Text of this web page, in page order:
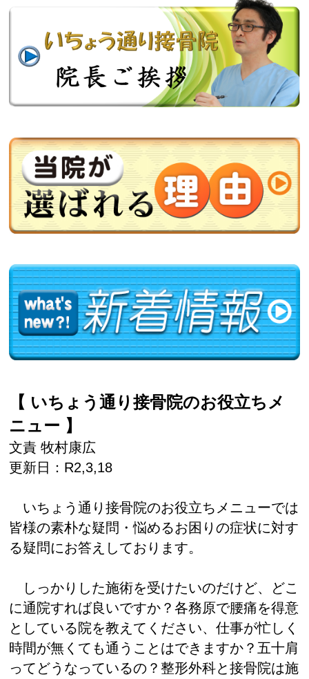
【 いちょう通り接骨院のお役立ちメ
ニュー 】
文責 牧村康広
更新日：R2,3,18
いちょう通り接骨院のお役立ちメニューでは
皆様の素朴な疑問・悩めるお困りの症状に対す
る疑問にお答えしております。
しっかりした施術を受けたいのだけど、どこ
に通院すれば良いですか？各務原で腰痛を得意
としている院を教えてください、仕事が忙しく
時間が無くても通うことはできますか？五十肩
ってどうなっているの？整形外科と接骨院は施